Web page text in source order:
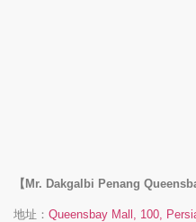
【Mr. Dakgalbi Penang
地址： Queensbay Mall, 100,